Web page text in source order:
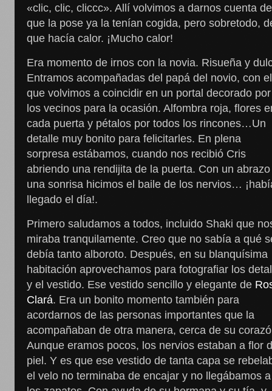
«clic, clic, cliccc». Allí volvimos a darnos cuenta de
que la pose ya la tenían cogida, pero sobretodo,
que hacía calor. ¡Mucho calor!
Era momento de irnos con la novia. Risueña y
Entramos acompañadas del papá del novio, con el
que volvimos a coincidir en un portal decorado por
los vecinos para la ocasión. Alfombra roja, flores
cada puerta y pétalos por todos los rincones…Un
detalle muy bonito para felicitarles. En plena
sorpresa estábamos, cuando nos recibió Cris
abriendo una rendijita de la puerta. Con un
una sonrisa hicimos el baile de los nervios…
llegado el día!.
Primero saludamos a todos, incluido Shaki que
miraba tranquilamente. Creo que no sabía a qué
debía tanto alboroto. Después, en su blanquísima
habitación aprovechamos para fotografiar los
y el vestido. Ese vestido sencillo y elegante de
Clará. Era un bonito momento también para
acordarnos de las personas importantes que la
acompañaban de otra manera, cerca de su
Aunque eramos pocos, los nervios estaban a flor
piel. Y es que ese vestido de tanta capa se
el velo no terminaba de encajar y no llegábamos a